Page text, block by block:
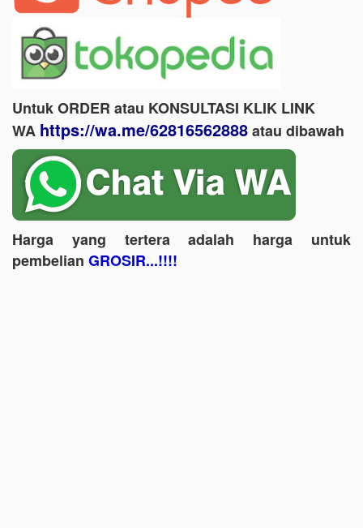
Untuk ORDER atau KONSULTASI KLIK LINK
WA https://wa.me/62816562888​ atau dibawah
Harga yang tertera adalah harga untuk
pembelian GROSIR...!!!!